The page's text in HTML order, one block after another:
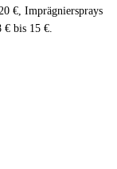
€, Imprägnier­sprays
bis 15 €.